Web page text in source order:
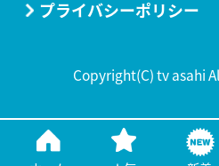
プライバシーポリシー
Copyright(C) tv asahi